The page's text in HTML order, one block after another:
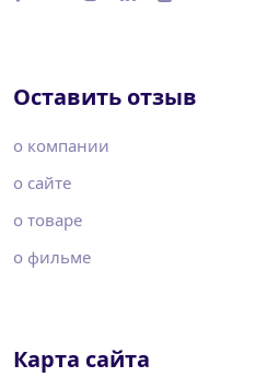
Оставить отзыв
о компании
о сайте
о товаре
о фильме
Карта сайта